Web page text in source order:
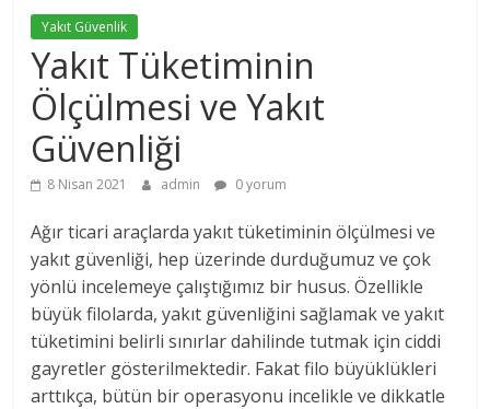
Yakıt Güvenlik
Yakıt Tüketiminin
Ölçülmesi ve Yakıt
Güvenliği
8 Nisan 2021 admin 0 yorum
Ağır ticari araçlarda yakıt tüketiminin ölçülmesi ve
yakıt güvenliği, hep üzerinde durduğumuz ve çok
yönlü incelemeye çalıştığımız bir husus. Özellikle
büyük filolarda, yakıt güvenliğini sağlamak ve yakıt
tüketimini belirli sınırlar dahilinde tutmak için ciddi
gayretler gösterilmektedir. Fakat filo büyüklükleri
arttıkça, bütün bir operasyonu incelikle ve dikkatle